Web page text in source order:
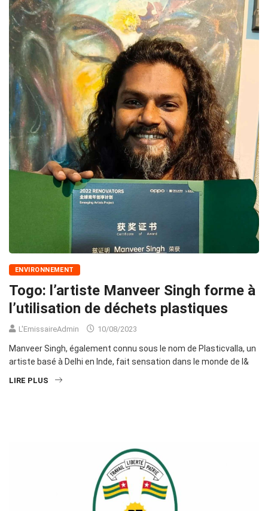
ENVIRONNEMENT
Togo: l’artiste Manveer Singh forme à
l’utilisation de déchets plastiques
L'EmissaireAdmin 10/08/2023
Manveer Singh, également connu sous le nom de Plasticvalla, un
artiste basé à Delhi en Inde, fait sensation dans le monde de l&
LIRE PLUS